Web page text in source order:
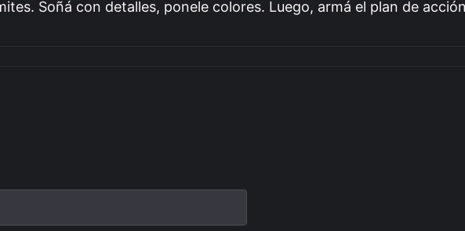
Soñá con detalles, ponele colores. Luego, armá el plan de